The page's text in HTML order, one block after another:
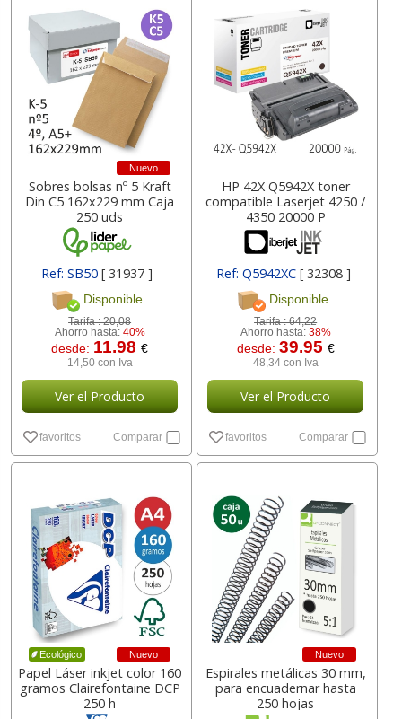
Nuevo
Sobres bolsas nº 5 Kraft
Din C5 162x229 mm Caja
250 uds
Ref: SB50[ 31937 ]
Disponible
Tarifa :20,08
Ahorro hasta: 40%
desde: 11.98€
14,50 con Iva
Ver el Producto
favoritos Comparar
HP 42X Q5942X toner
compatible Laserjet 4250 /
4350 20000 P
Ref: Q5942XC [ 32308 ]
Disponible
Tarifa :64,22
Ahorro hasta: 38%
desde: 39.95 €
48,34 con Iva
Ver el Producto
favoritos Comparar
Ecológico Nuevo
Papel Láser inkjet color 160
gramos Clairefontaine DCP
250 h
Nuevo
Espirales metálicas 30 mm,
para encuadernar hasta
250 hojas